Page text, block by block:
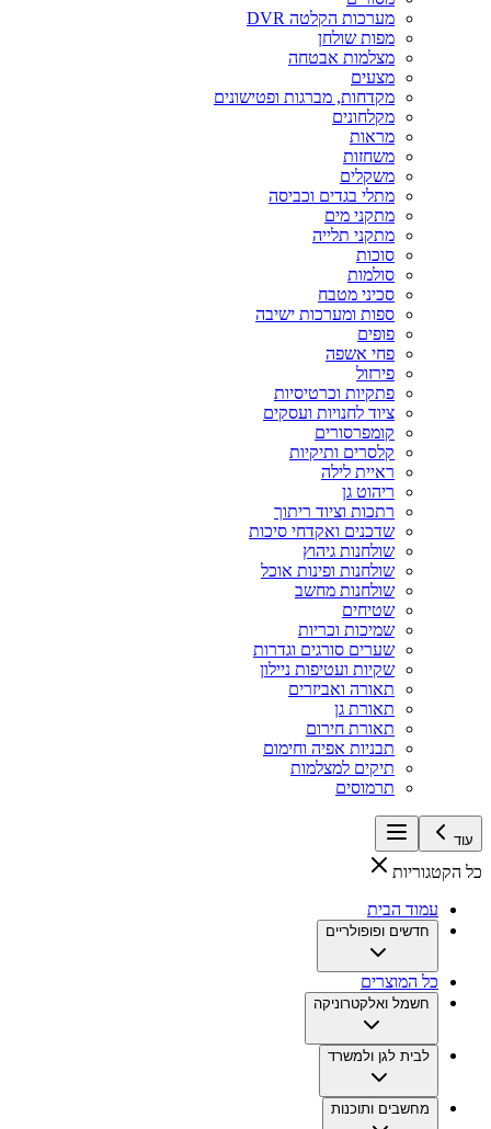
מערכות הקלטה DVR
מפות שולחן
מצלמות אבטחה
מצעים
מקדחות, מברגות ופטישונים
מקלחונים
מראות
משחזות
משקלים
מתלי בגדים וכביסה
מתקני מים
מתקני תלייה
סוכות
סולמות
סכיני מטבח
ספות ומערכות ישיבה
פופים
פחי אשפה
פירזול
פתקיות וכרטיסיות
ציוד לחנויות ועסקים
קומפרסורים
קלסרים ותיקיות
ראיית לילה
ריהוט גן
רתכות וציוד ריתוך
שדכנים ואקדחי סיכות
שולחנות גיהוץ
שולחנות ופינות אוכל
שולחנות מחשב
שטיחים
שמיכות וכריות
שערים סורגים וגדרות
שקיות ועטיפות ניילון
תאורה ואביזרים
תאורת גן
תאורת חירום
תבניות אפיה וחימום
תיקים למצלמות
תרמוסים
עוד
כל הקטגוריות
עמוד הבית
חדשים ופופולריים
כל המוצרים
חשמל ואלקטרוניקה
לבית לגן ולמשרד
מחשבים ותוכנות